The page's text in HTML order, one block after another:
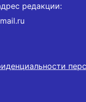
редакции: